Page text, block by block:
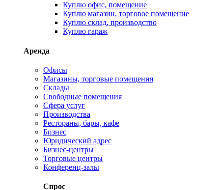
Куплю офис, помещение
Куплю магазин, торговое помещение
Куплю склад, производство
Куплю гараж
Аренда
Офисы
Магазины, торговые помещения
Склады
Свободные помещения
Сфера услуг
Производства
Рестораны, бары, кафе
Бизнес
Юридический адрес
Бизнес-центры
Торговые центры
Конференц-залы
Спрос